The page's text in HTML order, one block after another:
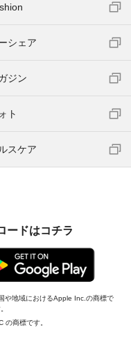
シェア
ジン
ト
スケア
ードはコチラ
や地域におけるApple Inc.の商標で
商標です。